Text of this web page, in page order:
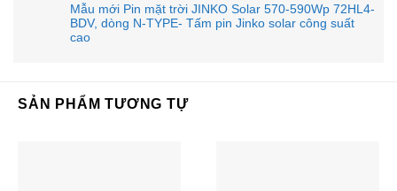
Mẫu mới Pin mặt trời JINKO Solar 570-590Wp 72HL4-
BDV, dòng N-TYPE- Tấm pin Jinko solar công suất
cao
SẢN PHẨM TƯƠNG TỰ